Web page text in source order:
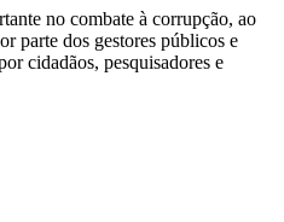
no combate à corrupção, ao
parte dos gestores públicos e
cidadãos, pesquisadores e